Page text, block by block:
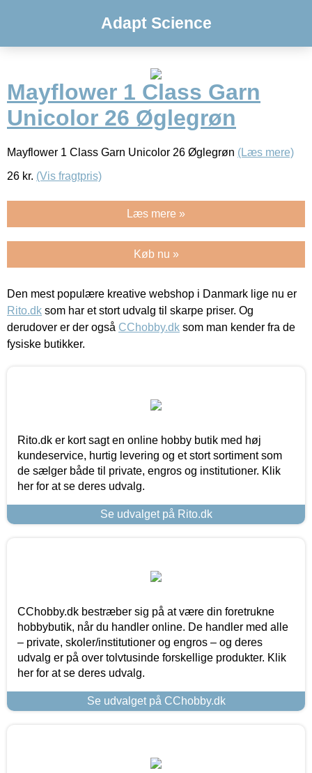
Adapt Science
Mayflower 1 Class Garn
Unicolor 26 Øglegrøn
Mayflower 1 Class Garn Unicolor 26 Øglegrøn (Læs mere)
26 kr. (Vis fragtpris)
Læs mere »
Køb nu »
Den mest populære kreative webshop i Danmark lige nu er
Rito.dk som har et stort udvalg til skarpe priser. Og
derudover er der også CChobby.dk som man kender fra de
fysiske butikker.
Rito.dk er kort sagt en online hobby butik med høj
kundeservice, hurtig levering og et stort sortiment som
de sælger både til private, engros og institutioner. Klik
her for at se deres udvalg.
Se udvalget på Rito.dk
CChobby.dk bestræber sig på at være din foretrukne
hobbybutik, når du handler online. De handler med alle
– private, skoler/institutioner og engros – og deres
udvalg er på over tolvtusinde forskellige produkter. Klik
her for at se deres udvalg.
Se udvalget på CChobby.dk